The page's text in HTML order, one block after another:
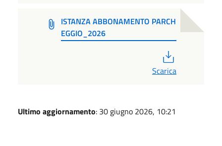
ISTANZA ABBONAMENTO PARCH
EGGIO_2026
Scarica
Ultimo aggiornamento: 30 giugno 2026, 10:21